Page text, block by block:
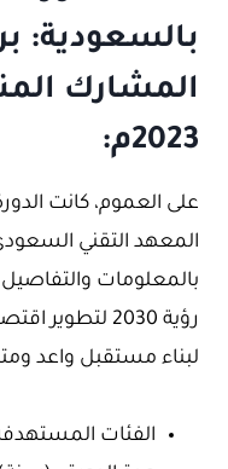
بالسعودية:
المشارك
2023م:
على العموم، كانت
المعهد التقني
بالمعلومات
رؤية 2030
لبناء مستقبل واعد
الفئات